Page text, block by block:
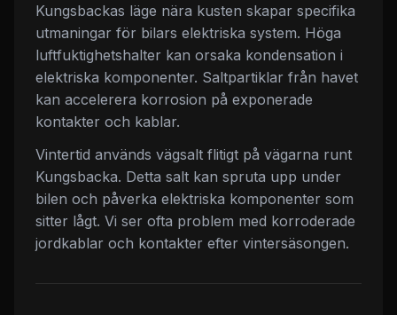
Kungsbackas läge nära kusten skapar specifika
utmaningar för bilars elektriska system. Höga
luftfuktighetshalter kan orsaka kondensation i
elektriska komponenter. Saltpartiklar från havet
kan accelerera korrosion på exponerade
kontakter och kablar.
Vintertid används vägsalt flitigt på vägarna runt
Kungsbacka. Detta salt kan spruta upp under
bilen och påverka elektriska komponenter som
sitter lågt. Vi ser ofta problem med korroderade
jordkablar och kontakter efter vintersäsongen.